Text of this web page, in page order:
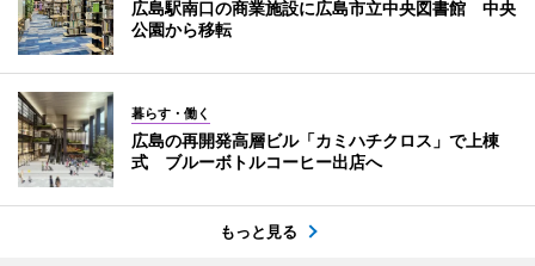
広島駅南口の商業施設に広島市立中央図書館 中央
公園から移転
暮らす・働く
広島の再開発高層ビル「カミハチクロス」で上棟
式 ブルーボトルコーヒー出店へ
もっと見る